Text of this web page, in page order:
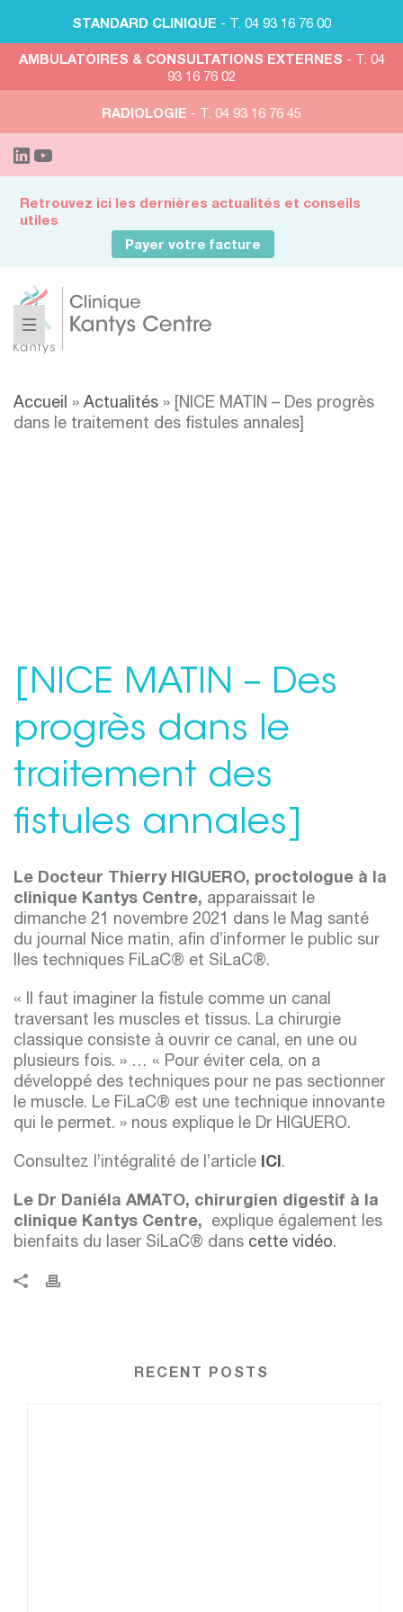
STANDARD CLINIQUE - T. 04 93 16 76 00
AMBULATOIRES & CONSULTATIONS EXTERNES - T. 04
93 16 76 02
RADIOLOGIE - T. 04 93 16 76 45
Retrouvez ici les dernières actualités et conseils
utiles
Payer votre facture
Accueil » Actualités »
[NICE MATIN – Des progrès
dans le traitement des fistules annales]
[NICE MATIN – Des
progrès dans le
traitement des
fistules annales]
Le Docteur Thierry HIGUERO, proctologue à la
clinique Kantys Centre, apparaissait le
dimanche 21 novembre 2021 dans le Mag santé
du journal Nice matin, afin d’informer le public sur
lles techniques FiLaC® et SiLaC®.
« Il faut imaginer la fistule comme un canal
traversant les muscles et tissus. La chirurgie
classique consiste à ouvrir ce canal, en une ou
plusieurs fois. » … « Pour éviter cela, on a
développé des techniques pour ne pas sectionner
le muscle. Le FiLaC® est une technique innovante
qui le permet. » nous explique le Dr HIGUERO.
Consultez l’intégralité de l’article ICI.
Le Dr Daniéla AMATO, chirurgien digestif à la
clinique Kantys Centre, explique également les
bienfaits du laser SiLaC® dans cette vidéo.
RECENT POSTS